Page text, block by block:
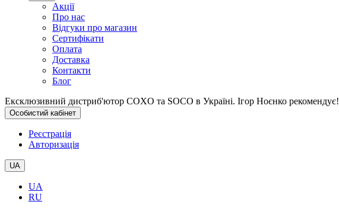
Акції
Про нас
Відгуки про магазин
Сертифікати
Оплата
Доставка
Контакти
Блог
Ексклюзивний дистриб'ютор COXO та SOCO в Україні. Ігор Ноєнко рекомендує!
Особистий кабінет
Реєстрація
Авторизація
UA
UA
RU